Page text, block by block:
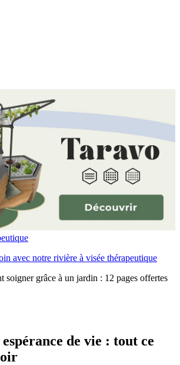
avec notre rivière à visée thérapeutique
soigner grâce à un jardin : 12 pages offertes
de vie : tout ce